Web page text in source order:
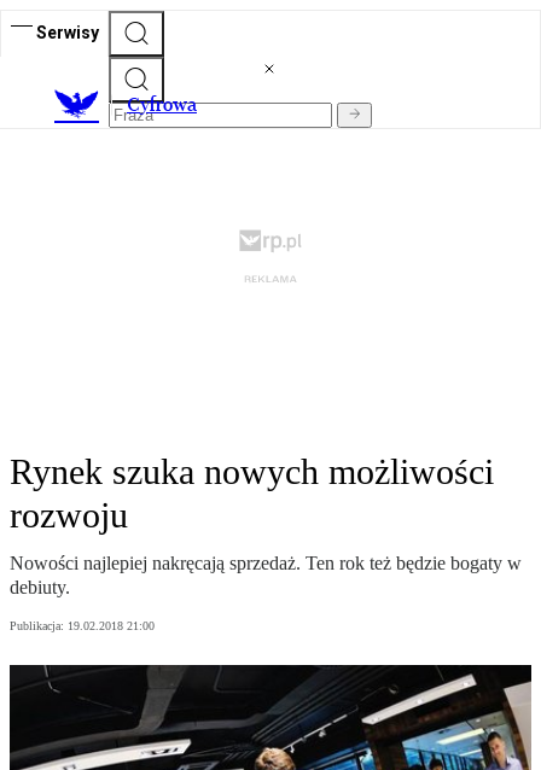
Serwisy
Cyfrowa
Rynek szuka nowych możliwości
rozwoju
Nowości najlepiej nakręcają sprzedaż. Ten rok też będzie bogaty w
debiuty.
Publikacja: 19.02.2018 21:00